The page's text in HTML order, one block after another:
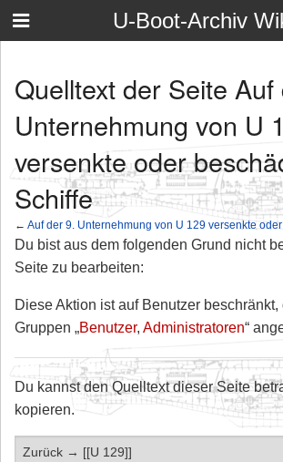
U-Boot-Archiv
Quelltext der Seite Auf
Unternehmung von U
versenkte oder
Schiffe
← Auf der 9. Unternehmung von U 129 versenkte
Du bist aus dem folgenden Grund nicht
Seite zu bearbeiten:
Diese Aktion ist auf Benutzer
Gruppen „Benutzer, Administratoren“
Du kannst den Quelltext dieser Seite
kopieren.